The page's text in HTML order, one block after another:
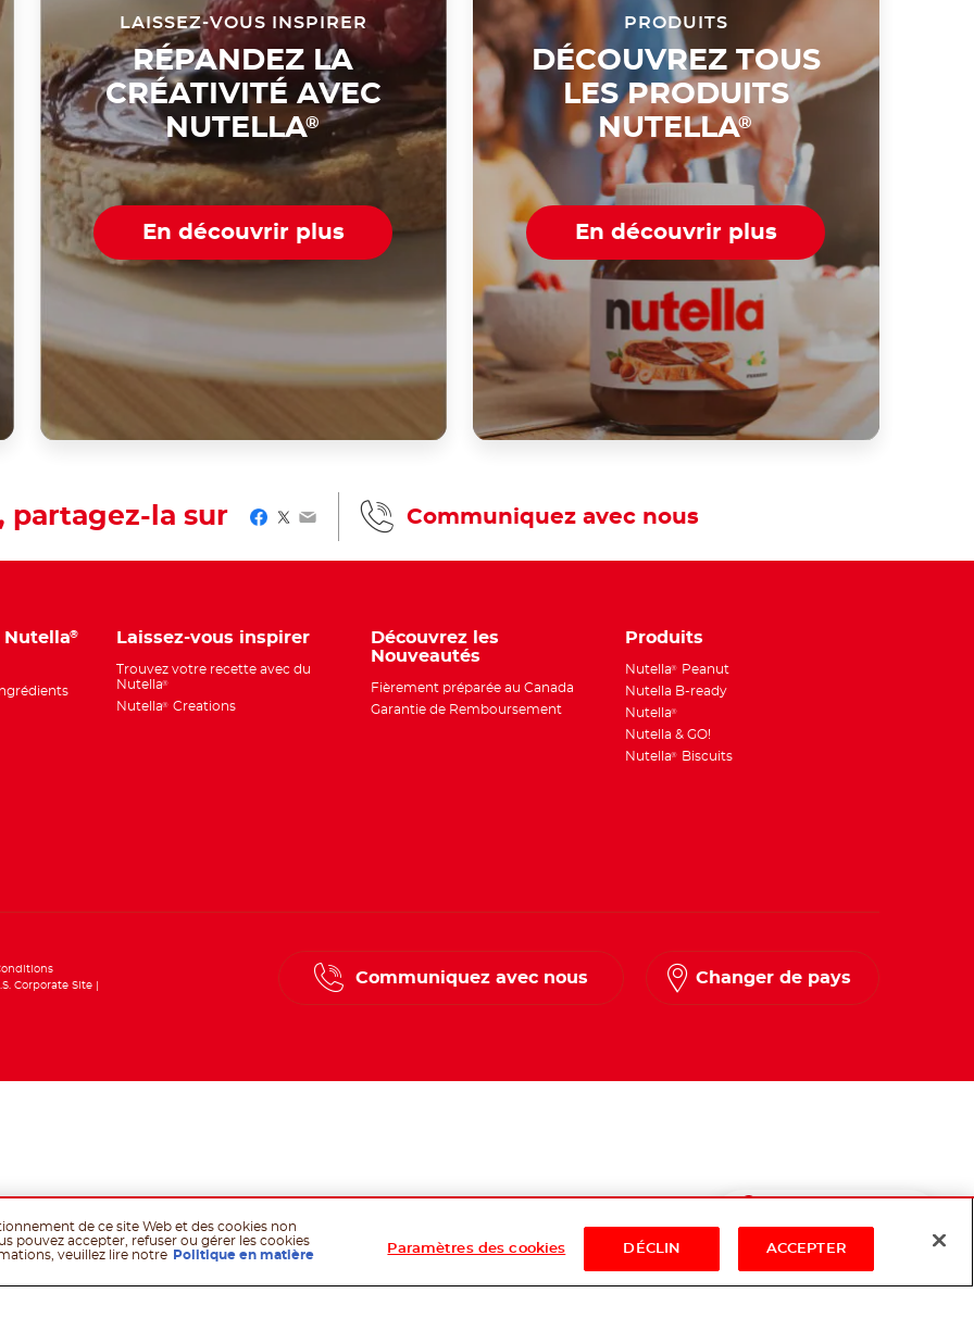
LAISSEZ-VOUS INSPIRER
RÉPANDEZ LA
CRÉATIVITÉ AVEC
NUTELLA®
En découvrir plus
PRODUITS
DÉCOUVREZ TOUS
LES PRODUITS
NUTELLA®
En découvrir plus
Shop Now
partagez-la sur Facebook
Twitter
Email Communiquez avec nous
Nutella® Laissez-vous inspirer
Trouvez votre recette avec du
Nutella®
Nutella® Creations
Découvrez les
Nouveautés
Fièrement préparée au Canada
Garantie de Remboursement
Produits
Nutella®
Peanut
Nutella B-ready
Nutella®
Nutella & GO!
Nutella® Biscuits
Communiquez avec nous Changer de pays
Corporate Site
de ce site Web et des cookies non
pouvez accepter, refuser ou gérer les cookies
veuillez lire notre
Politique en matière Paramètres des cookies DÉCLIN ACCEPTER